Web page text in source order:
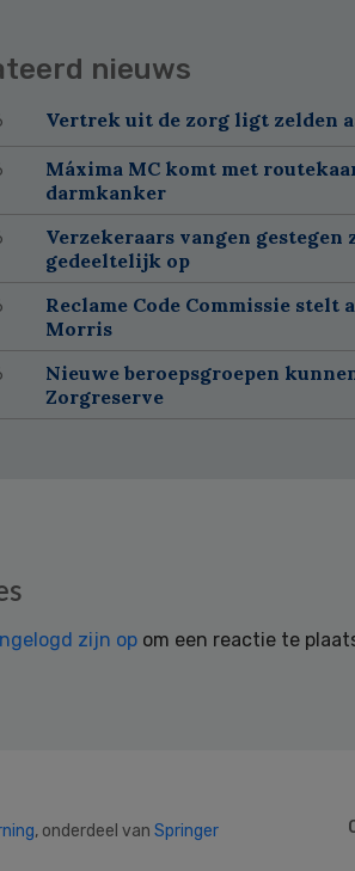
nieuws
Vertrek uit de zorg ligt zelden
Máxima MC komt met
darmkanker
Verzekeraars vangen gestegen
gedeeltelijk op
Reclame Code Commissie
Morris
Nieuwe beroepsgroepen
Zorgreserve
zijn op om een reactie te
, onderdeel van Springer